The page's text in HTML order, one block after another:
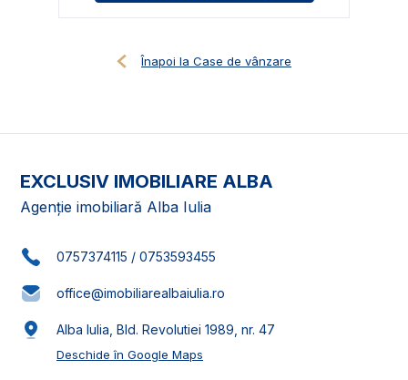
Înapoi la Case de vânzare
EXCLUSIV IMOBILIARE ALBA
Agenție imobiliară Alba Iulia
0757374115 / 0753593455
office@imobiliarealbaiulia.ro
Alba Iulia, Bld. Revolutiei 1989, nr. 47
Deschide în Google Maps